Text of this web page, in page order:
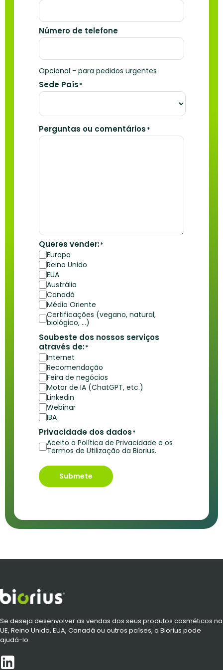
Número de telefone
Opcional - para pedidos urgentes
Sede País*
Perguntas ou comentários *
Queres vender:*
Europa
Reino Unido
EUA
Austrália
Canadá
Médio Oriente
Certificações (vegano, natural,
biológico, …)
Soubeste dos nossos serviços
através de:*
Internet
Recomendação
Feira de negócios
Motor de IA (ChatGPT, etc.)
Linkedin
Webinar
IBA
Privacidade dos dados*
Aceito a Política de Privacidade e os
Termos de Utilização da Biorius.
Submete
Se deseja desenvolver as vendas dos seus produtos cosméticos na
UE, Reino Unido, EUA, Canadá ou outros países, a Biorius pode
ajudá-lo.